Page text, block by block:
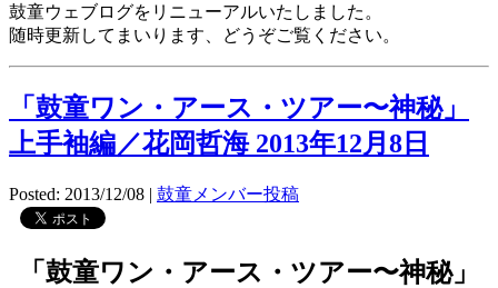
鼓童ウェブログをリニューアルいたしました。
随時更新してまいります、どうぞご覧ください。
「鼓童ワン・アース・ツアー〜神秘」
上手袖編／花岡哲海 2013年12月8日
Posted: 2013/12/08 | 鼓童メンバー投稿
「鼓童ワン・アース・ツアー〜神秘」